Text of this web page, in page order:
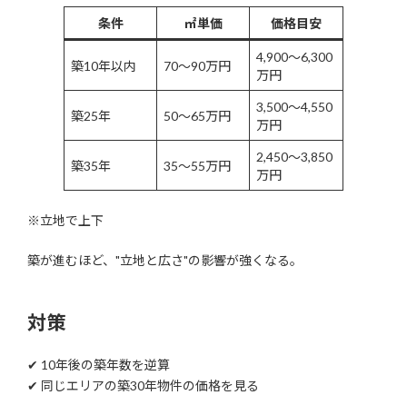
条件 ㎡単価 価格目安
築10年以内 70〜90万円
4,900〜6,300
万円
築25年 50〜65万円
3,500〜4,550
万円
築35年 35〜55万円
2,450〜3,850
万円
※立地で上下
築が進むほど、"立地と広さ"の影響が強くなる。
対策
✔ 10年後の築年数を逆算
✔ 同じエリアの築30年物件の価格を見る